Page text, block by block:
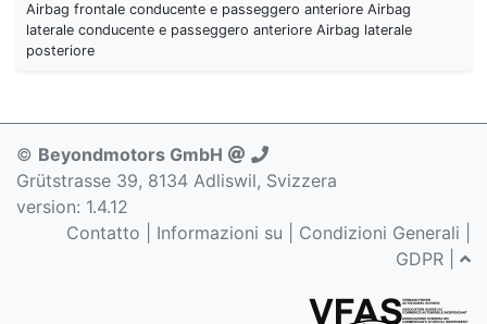
Airbag frontale conducente e passeggero anteriore Airbag
laterale conducente e passeggero anteriore Airbag laterale
posteriore
© Beyondmotors GmbH
Grütstrasse 39, 8134 Adliswil, Svizzera
version: 1.4.12
Contatto
Informazioni su Condizioni Generali
GDPR